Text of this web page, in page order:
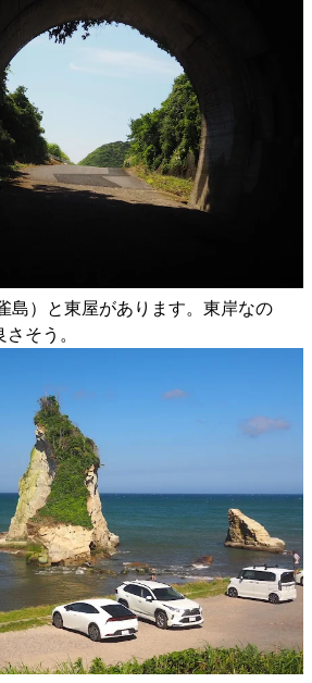
島）と東屋があります。東岸なの
そう。